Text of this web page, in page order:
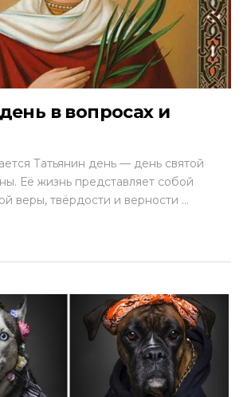
в вопросах и
Татьянин день — день святой
Её жизнь представляет собой
веры, твёрдости и верности ...